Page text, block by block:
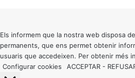
button
Els informem que la nostra web disposa
permanents, que ens permet obtenir
usuaris que accedeixen. Per obtenir més
Configurar cookies
ACCEPTAR -